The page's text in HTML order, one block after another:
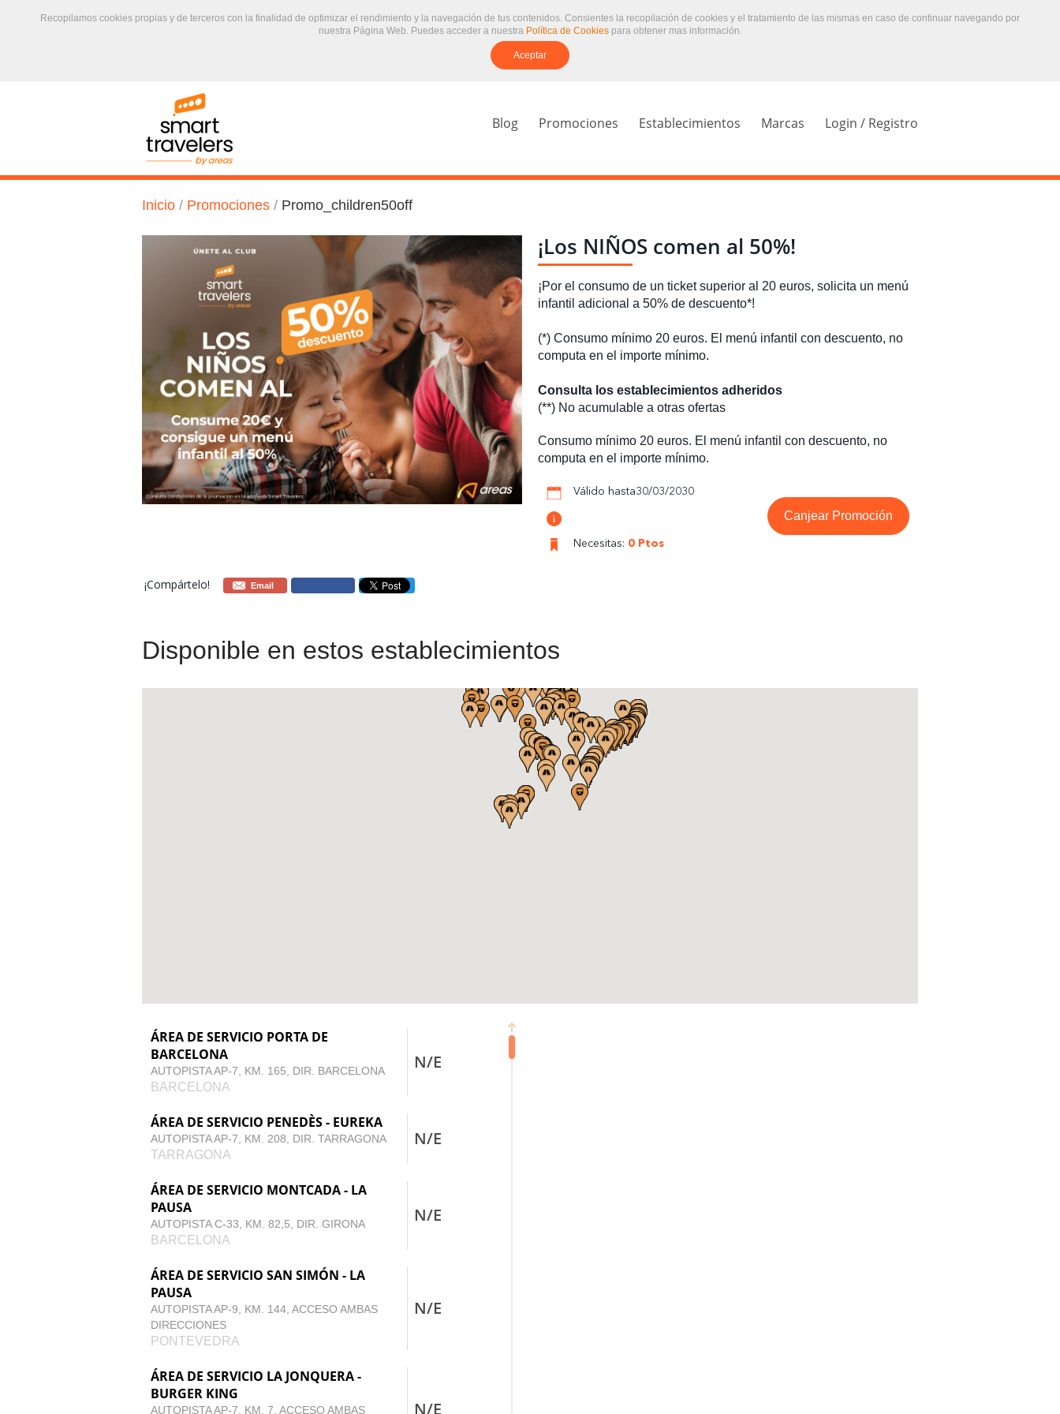
Recopilamos cookies propias y de terceros con la finalidad de optimizar el rendimiento y la navegación de tus contenidos. Consientes la recopilación de cookies y el tratamiento de las mismas en caso de continuar navegando por
nuestra Página Web. Puedes acceder a nuestra Política de Cookiespara obtener mas información.
Aceptar
Blog Promociones Establecimientos Marcas Login / Registro
Inicio / Promociones / Promo_children50off
¡Los NIÑOS comen al 50%!
¡Por el consumo de un ticket superior al 20 euros, solicita un menú
infantil adicional a 50% de descuento*!
(*) Consumo mínimo 20 euros. El menú infantil con descuento, no
computa en el importe mínimo.
Consulta los establecimientos adheridos
(**) No acumulable a otras ofertas
Consumo mínimo 20 euros. El menú infantil con descuento, no
computa en el importe mínimo.
Válido hasta30/03/2030
Necesitas: 0 Ptos
Canjear Promoción
¡Compártelo! Email
Disponible en estos establecimientos
ÁREA DE SERVICIO PORTA DE
BARCELONA
AUTOPISTA AP-7, KM. 165, DIR. BARCELONA
BARCELONA
N/E
ÁREA DE SERVICIO PENEDÈS - EUREKA
AUTOPISTA AP-7, KM. 208, DIR. TARRAGONA
TARRAGONA
N/E
ÁREA DE SERVICIO MONTCADA - LA
PAUSA
AUTOPISTA C-33, KM. 82,5, DIR. GIRONA
BARCELONA
N/E
ÁREA DE SERVICIO SAN SIMÓN - LA
PAUSA
AUTOPISTA AP-9, KM. 144, ACCESO AMBAS
DIRECCIONES
PONTEVEDRA
N/E
ÁREA DE SERVICIO LA JONQUERA -
BURGER KING
AUTOPISTA AP-7, KM. 7, ACCESO AMBAS
N/E